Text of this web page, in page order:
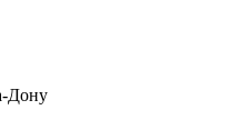
Дону